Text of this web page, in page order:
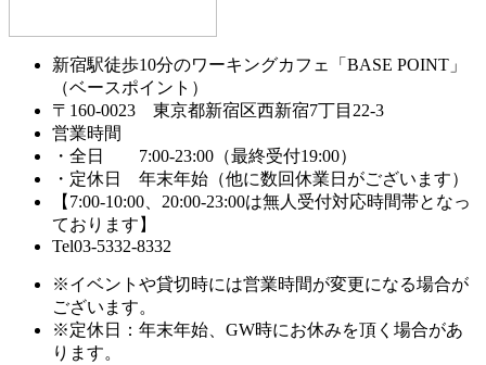
新宿駅徒歩10分のワーキングカフェ「BASE POINT」
（ベースポイント）
〒160-0023 東京都新宿区西新宿7丁目22-3
営業時間
・全日 7:00-23:00（最終受付19:00）
・定休日 年末年始（他に数回休業日がございます）
【7:00-10:00、20:00-23:00は無人受付対応時間帯となっ
ております】
Tel03-5332-8332
※イベントや貸切時には営業時間が変更になる場合が
ございます。
※定休日：年末年始、GW時にお休みを頂く場合があ
ります。